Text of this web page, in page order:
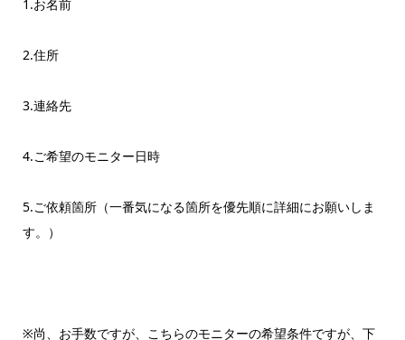
1.お名前
2.住所
3.連絡先
4.ご希望のモニター日時
5.ご依頼箇所（一番気になる箇所を優先順に詳細にお願いしま
す。）
※尚、お手数ですが、こちらのモニターの希望条件ですが、下